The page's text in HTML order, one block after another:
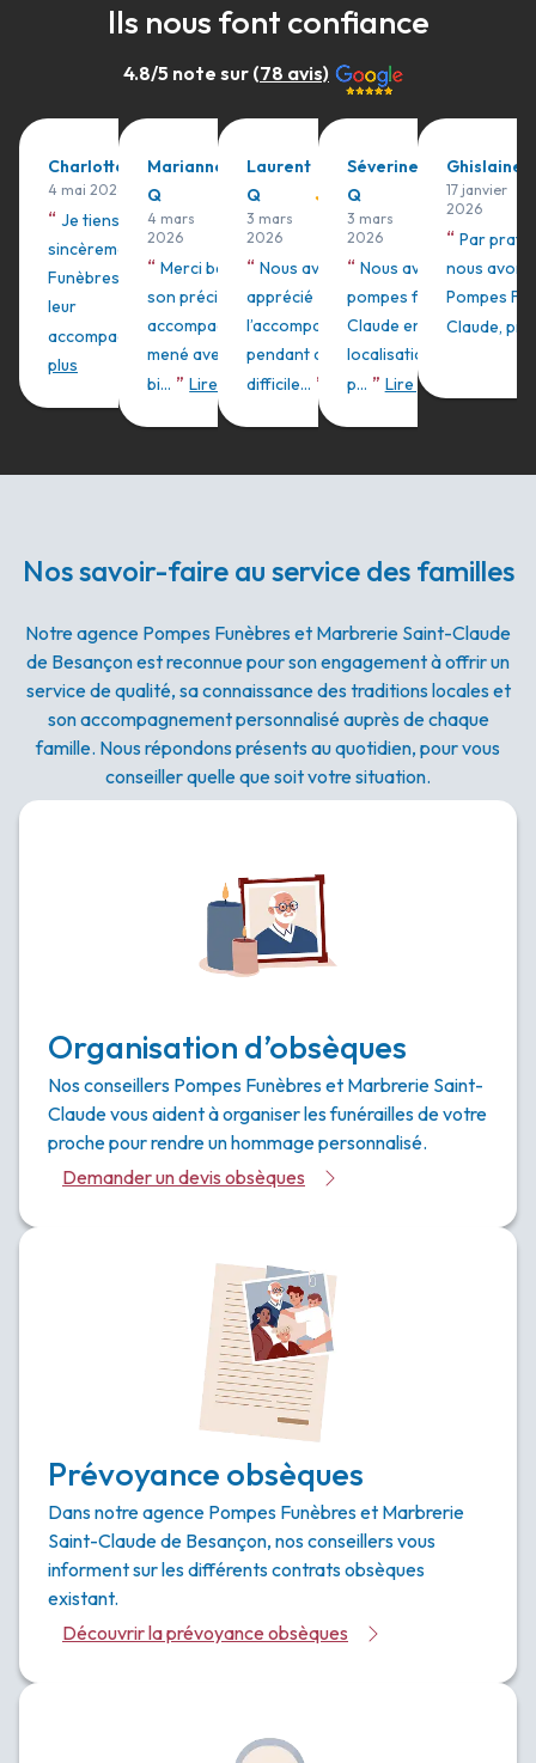
Ils nous font confiance
4.8/5 note sur (78 avis)
Charlotte
4 mai 2026
“ Je tiens à remercier
sincèrement les Pompes
Funèbres Saint Claude pour
leur
accompagnement... ” Lire
plus
Marianne
Q
4 mars
2026
“ Merci beaucoup à Kala pour
son précieux
accompagnement, qu'elle a
mené avec beaucoup de
bi... ” Lire plus
Laurent
Q
3 mars
2026
“ Nous avons énormément
apprécié
l’accompagnement de Kala
pendant cette période si
difficile... ” Lire plus
Séverine
Q
3 mars
2026
“ Nous avons choisi les
pompes funèbres Saint
Claude en raison de sa
localisation et de sa
p... ” Lire plus
Ghislaine
17 janvier
2026
“ Par
nous
Pompes
Claude,
Nos savoir-faire au service des familles
Notre agence Pompes Funèbres et Marbrerie Saint-Claude
de Besançon est reconnue pour son engagement à offrir un
service de qualité, sa connaissance des traditions locales et
son accompagnement personnalisé auprès de chaque
famille. Nous répondons présents au quotidien, pour vous
conseiller quelle que soit votre situation.
Organisation d’obsèques
Nos conseillers Pompes Funèbres et Marbrerie Saint-
Claude vous aident à organiser les funérailles de votre
proche pour rendre un hommage personnalisé.
Demander un devis obsèques
Prévoyance obsèques
Dans notre agence Pompes Funèbres et Marbrerie
Saint-Claude de Besançon, nos conseillers vous
informent sur les différents contrats obsèques
existant.
Découvrir la prévoyance obsèques